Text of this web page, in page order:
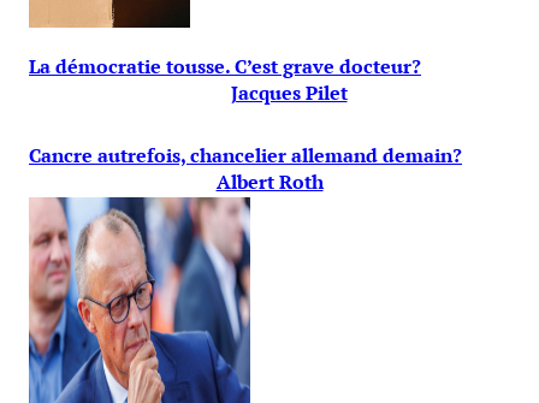
La démocratie tousse. C’est grave docteur?
Jacques Pilet
Cancre autrefois, chancelier allemand demain?
Albert Roth